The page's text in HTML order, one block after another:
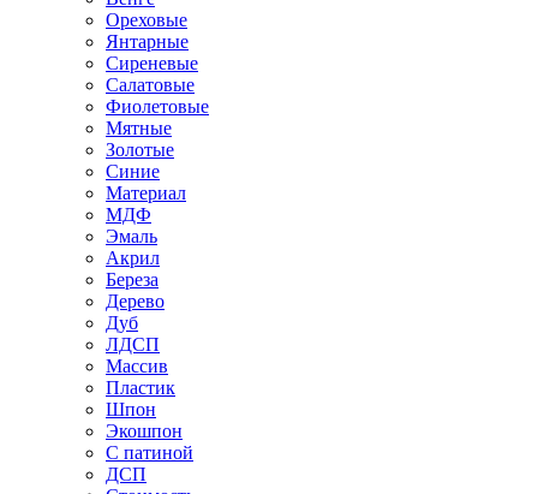
Ореховые
Янтарные
Сиреневые
Салатовые
Фиолетовые
Мятные
Золотые
Синие
Материал
МДФ
Эмаль
Акрил
Береза
Дерево
Дуб
ЛДСП
Массив
Пластик
Шпон
Экошпон
С патиной
ДСП